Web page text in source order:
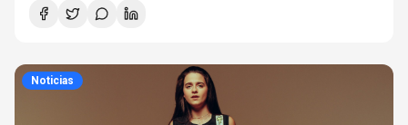
Noticias